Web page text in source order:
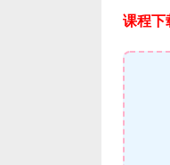
课程下